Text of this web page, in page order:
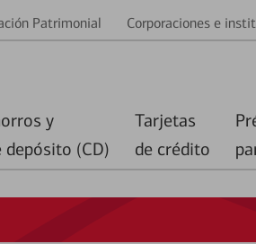
Patrimonial Corporaciones e
y
(CD)
Tarjetas
de crédito